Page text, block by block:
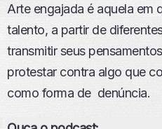
Arte engajada é aquela em
talento, a partir de
transmitir seus
protestar contra algo que
como forma de denúncia.